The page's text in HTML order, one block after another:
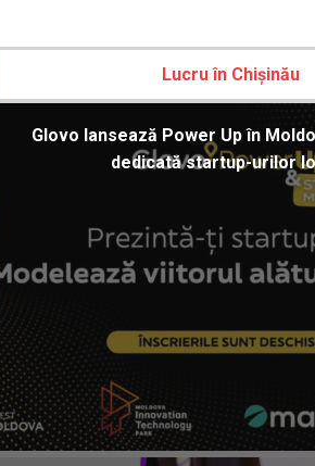
Lucru în Chișinău
Glovo lansează Power Up în
dedicată startup-urilor